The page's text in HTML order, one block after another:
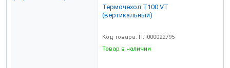
Термочехол Т100 VТ
(вертикальный)
Код товара: ПЛ000022795
Товар в наличии